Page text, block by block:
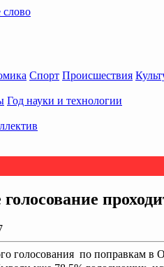
Спорт Происшествия
Год науки и технологии
голосования по поправкам